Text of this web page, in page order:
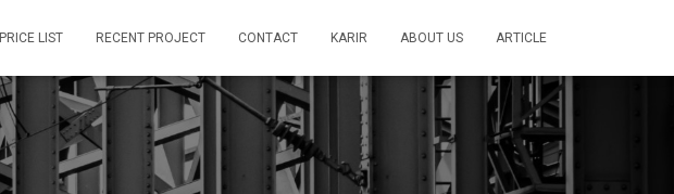
PRICE LIST RECENT PROJECT CONTACT KARIR ABOUT US ARTICLE